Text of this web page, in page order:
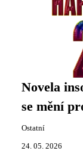
Novela
se mění
Ostatní
24. 05. 2026